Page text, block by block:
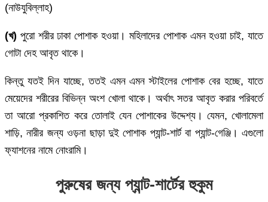
(নাউযুবিল্লাহ)
(খ) পুরো শরীর ঢাকা পোশাক হওয়া। মহিলাদের পোশাক এমন হওয়া চাই, যাতে
গোটা দেহ আবৃত থাকে।
কিন্তু যতই দিন যাচ্ছে, ততই এমন এমন স্টাইলের পোশাক বের হচ্ছে, যাতে
মেয়েদের শরীরের বিভিন্ন অংশ খোলা থাকে। অর্থাৎ সতর আবৃত করার পরিবর্তে
তা আরো প্রকাশিত করে তোলাই যেন পোশাকের উদ্দেশ্য। যেমন, খোলামেলা
শাড়ি, নারীর জন্য ওড়না ছাড়া দুই পোশাক প্যান্ট-শার্ট বা প্যান্ট-গেঞ্জি। এগুলো
ফ্যাশনের নামে নোংরামি।
পুরুষের জন্য প্যান্ট-শার্টের হুকুম